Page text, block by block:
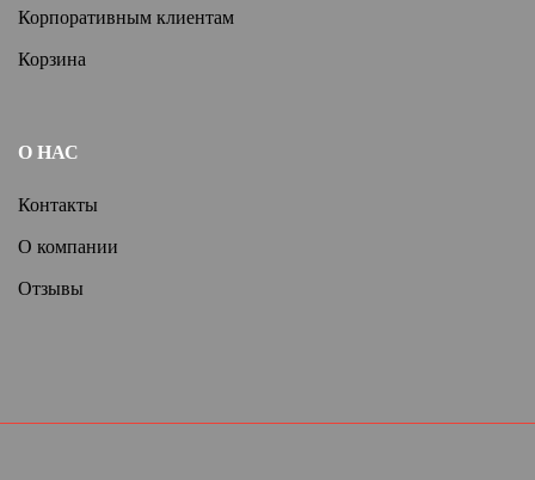
Корпоративным клиентам
Корзина
О НАС
Контакты
О компании
Отзывы